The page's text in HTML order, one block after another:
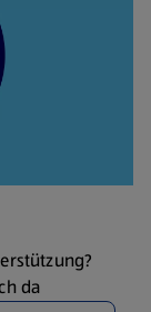
da